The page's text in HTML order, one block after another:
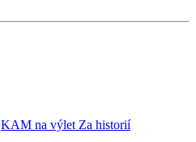
KAM na výlet Za historií